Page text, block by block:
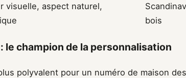
visuelle, aspect naturel,
bois
le champion de la personnalisation
polyvalent pour un numéro de maison